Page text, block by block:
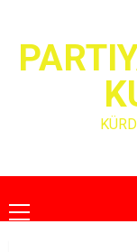
content
Primary
Menu